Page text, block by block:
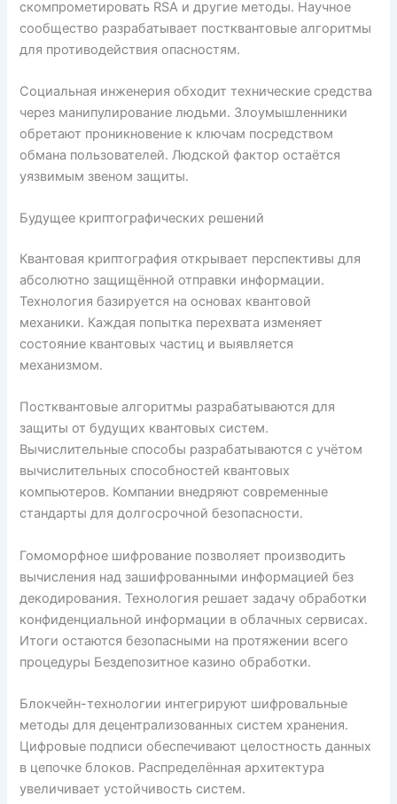
скомпрометировать RSA и другие методы. Научное
сообщество разрабатывает постквантовые алгоритмы
для противодействия опасностям.
Социальная инженерия обходит технические средства
через манипулирование людьми. Злоумышленники
обретают проникновение к ключам посредством
обмана пользователей. Людской фактор остаётся
уязвимым звеном защиты.
Будущее криптографических решений
Квантовая криптография открывает перспективы для
абсолютно защищённой отправки информации.
Технология базируется на основах квантовой
механики. Каждая попытка перехвата изменяет
состояние квантовых частиц и выявляется
механизмом.
Постквантовые алгоритмы разрабатываются для
защиты от будущих квантовых систем.
Вычислительные способы разрабатываются с учётом
вычислительных способностей квантовых
компьютеров. Компании внедряют современные
стандарты для долгосрочной безопасности.
Гомоморфное шифрование позволяет производить
вычисления над зашифрованными информацией без
декодирования. Технология решает задачу обработки
конфиденциальной информации в облачных сервисах.
Итоги остаются безопасными на протяжении всего
процедуры Бездепозитное казино обработки.
Блокчейн-технологии интегрируют шифровальные
методы для децентрализованных систем хранения.
Цифровые подписи обеспечивают целостность данных
в цепочке блоков. Распределённая архитектура
увеличивает устойчивость систем.